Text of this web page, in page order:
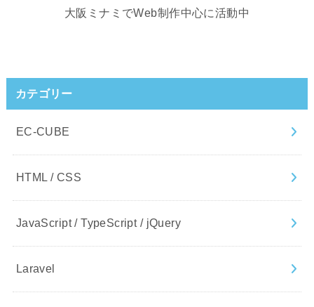
大阪ミナミでWeb制作中心に活動中
カテゴリー
EC-CUBE
HTML / CSS
JavaScript / TypeScript / jQuery
Laravel